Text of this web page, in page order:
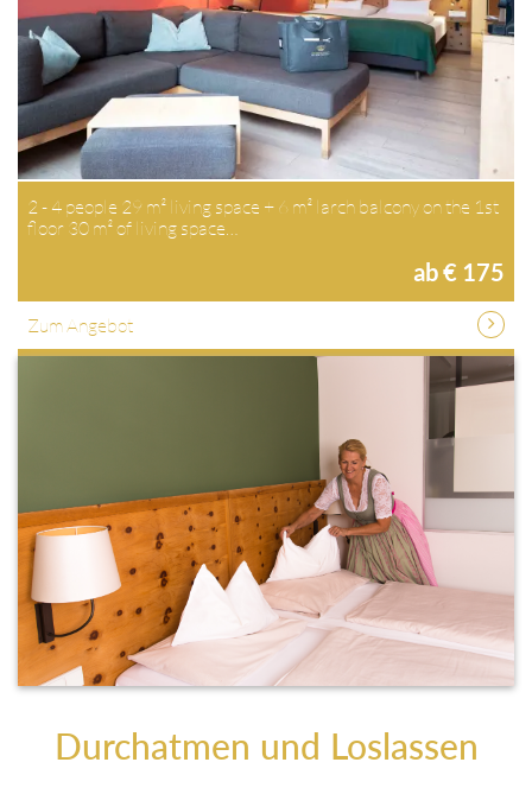
2 - 4 people 29 m² living space + 6 m² larch balcony on the 1st
floor 30 m² of living space…
ab € 175
Zum Angebot
Durchatmen und Loslassen